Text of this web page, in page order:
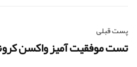
پست قبلی
تست موفقیت آمیز واکسن